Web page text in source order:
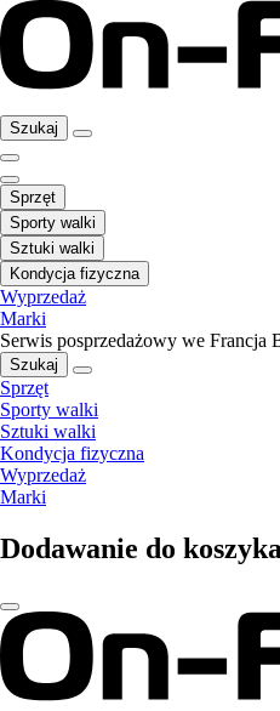
Szukaj
Sprzęt
Sporty walki
Sztuki walki
Kondycja fizyczna
Wyprzedaż
Marki
Serwis posprzedażowy we Francja
Szukaj
Sprzęt
Sporty walki
Sztuki walki
Kondycja fizyczna
Wyprzedaż
Marki
Dodawanie do